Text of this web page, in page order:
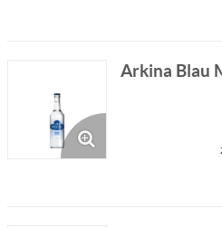
Arkina Blau